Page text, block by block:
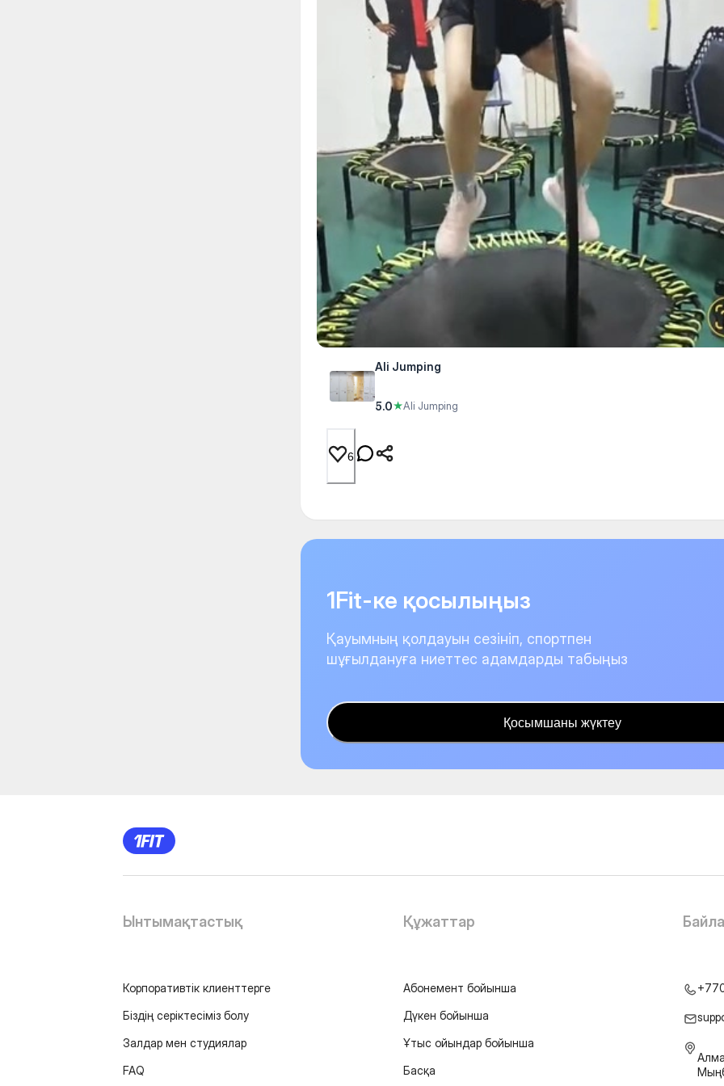
Ali Jumping
5.0★Ali Jumping
6
1Fit-ке қосылыңыз
Қауымның қолдауын сезініп, спортпен
шұғылдануға ниеттес адамдарды табыңыз
Қосымшаны жүктеу
Ынтымақтастық
Корпоративтік клиенттерге
Біздің серіктесіміз болу
Залдар мен студиялар
FAQ
Құжаттар
Абонемент бойынша
Дүкен бойынша
Ұтыс ойындар бойынша
Басқа